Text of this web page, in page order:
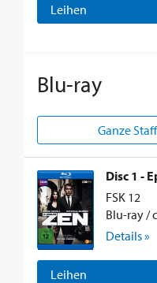
Leihen
Blu-ray
Ganze
Disc 1 -
FSK 12
Blu-ray /
Details »
Leihen